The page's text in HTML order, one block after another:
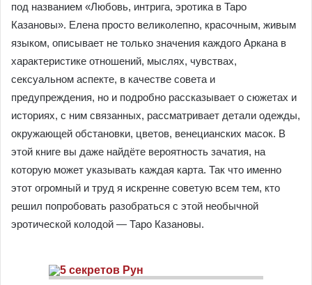
под названием «Любовь, интрига, эротика в Таро
Казановы». Елена просто великолепно, красочным, живым
языком, описывает не только значения каждого Аркана в
характеристике отношений, мыслях, чувствах,
сексуальном аспекте, в качестве совета и
предупреждения, но и подробно рассказывает о сюжетах и
историях, с ним связанных, рассматривает детали одежды,
окружающей обстановки, цветов, венецианских масок. В
этой книге вы даже найдёте вероятность зачатия, на
которую может указывать каждая карта. Так что именно
этот огромный и труд я искренне советую всем тем, кто
решил попробовать разобраться с этой необычной
эротической колодой — Таро Казановы.